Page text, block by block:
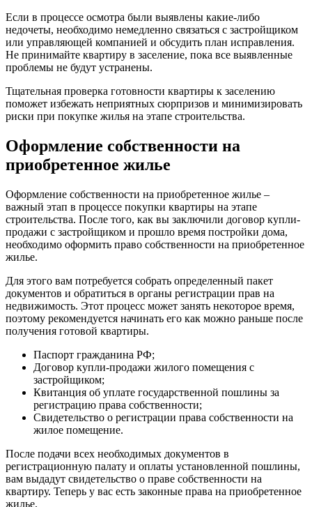
Если в процессе осмотра были выявлены какие-либо
недочеты, необходимо немедленно связаться с застройщиком
или управляющей компанией и обсудить план исправления.
Не принимайте квартиру в заселение, пока все выявленные
проблемы не будут устранены.
Тщательная проверка готовности квартиры к заселению
поможет избежать неприятных сюрпризов и минимизировать
риски при покупке жилья на этапе строительства.
Оформление собственности на
приобретенное жилье
Оформление собственности на приобретенное жилье –
важный этап в процессе покупки квартиры на этапе
строительства. После того, как вы заключили договор купли-
продажи с застройщиком и прошло время постройки дома,
необходимо оформить право собственности на приобретенное
жилье.
Для этого вам потребуется собрать определенный пакет
документов и обратиться в органы регистрации прав на
недвижимость. Этот процесс может занять некоторое время,
поэтому рекомендуется начинать его как можно раньше после
получения готовой квартиры.
Паспорт гражданина РФ;
Договор купли-продажи жилого помещения с
застройщиком;
Квитанция об уплате государственной пошлины за
регистрацию права собственности;
Свидетельство о регистрации права собственности на
жилое помещение.
После подачи всех необходимых документов в
регистрационную палату и оплаты установленной пошлины,
вам выдадут свидетельство о праве собственности на
квартиру. Теперь у вас есть законные права на приобретенное
жилье.